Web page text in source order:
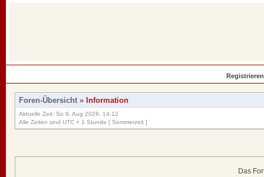
Registrieren
Foren-Übersicht » Information
Aktuelle Zeit: So 9. Aug 2026, 14:12
Alle Zeiten sind UTC + 1 Stunde [ Sommerzeit ]
Das